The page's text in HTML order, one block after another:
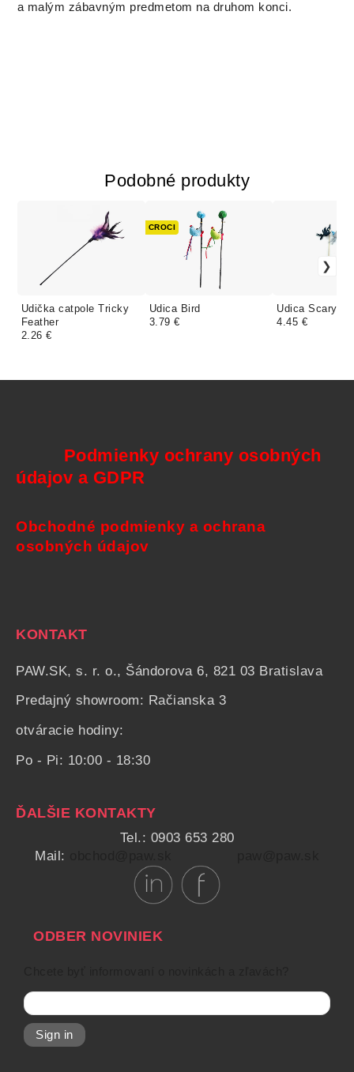
a malým zábavným predmetom na druhom konci.
Podobné produkty
Udička catpole Tricky
Feather
2.26 €
Udica Bird
CROCI
3.79 €
Udica Scary
4.45 €
Podmienky ochrany osobných
údajov a GDPR
Obchodné podmienky a ochrana
osobných údajov
KONTAKT
PAW.SK, s. r. o., Šándorova 6, 821 03 Bratislava
Predajný showroom: Račianska 3
otváracie hodiny:
Po - Pi: 10:00 - 18:30
ĎALŠIE KONTAKTY
Tel.: 0903 653 280
Mail:
ODBER NOVINIEK
Sign in